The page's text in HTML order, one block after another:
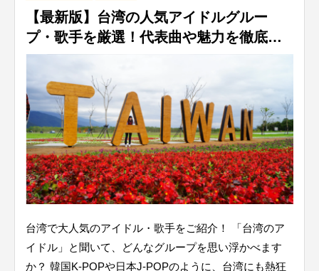
【最新版】台湾の人気アイドルグルー
プ・歌手を厳選！代表曲や魅力を徹底紹
介♪
台湾で大人気のアイドル・歌手をご紹介！ 「台湾のア
イドル」と聞いて、どんなグループを思い浮かべます
か？ 韓国K-POPや日本J-POPのように、台湾にも熱狂